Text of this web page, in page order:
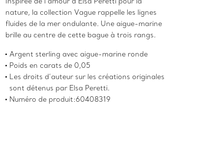
nature, la collection Vague rappelle les lignes
fluides de la mer ondulante. Une aigue-marine
brille au centre de cette bague à trois rangs.
Argent sterling avec aigue-marine ronde
Poids en carats de 0,05
Les droits d’auteur sur les créations originales
sont détenus par Elsa Peretti.
Numéro de produit:60408319